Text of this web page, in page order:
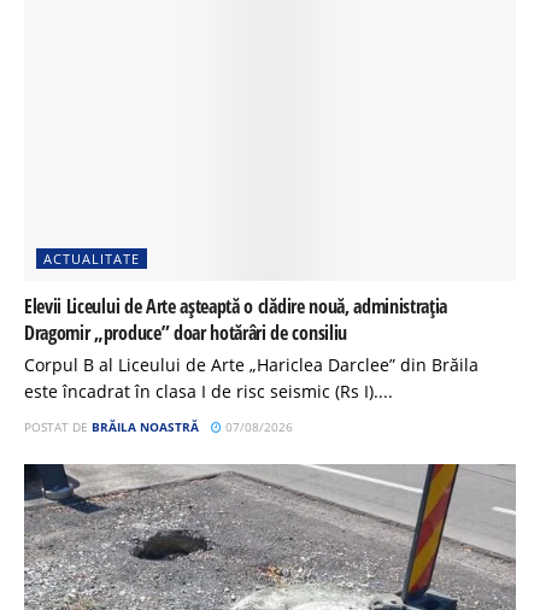
ACTUALITATE
Elevii Liceului de Arte așteaptă o clădire nouă, administrația
Dragomir „produce” doar hotărâri de consiliu
Corpul B al Liceului de Arte „Hariclea Darclee” din Brăila
este încadrat în clasa I de risc seismic (Rs I)....
POSTAT DE BRĂILA NOASTRĂ 07/08/2026